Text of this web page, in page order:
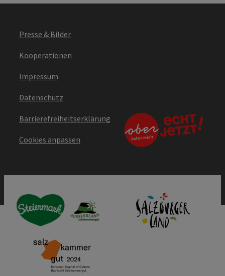
Presse & Bilder
Kooperationen
Impressum
Datenschutz
Barrierefreiheitserklärung
Cookies anpassen